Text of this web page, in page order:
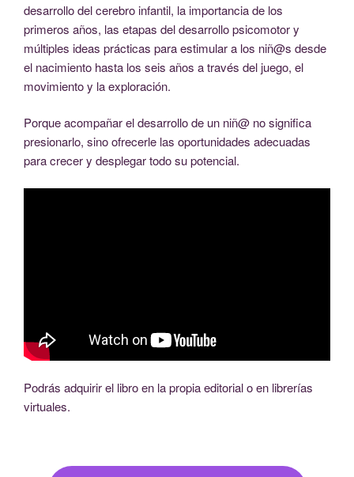
desarrollo del cerebro infantil, la importancia de los
primeros años, las etapas del desarrollo psicomotor y
múltiples ideas prácticas para estimular a los niñ@s desde
el nacimiento hasta los seis años a través del juego, el
movimiento y la exploración.
Porque acompañar el desarrollo de un niñ@ no significa
presionarlo, sino ofrecerle las oportunidades adecuadas
para crecer y desplegar todo su potencial.
Podrás adquirir el libro en la propia editorial o en librerías
virtuales.